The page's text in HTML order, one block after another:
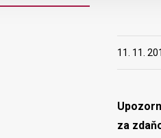
11. 11.
za